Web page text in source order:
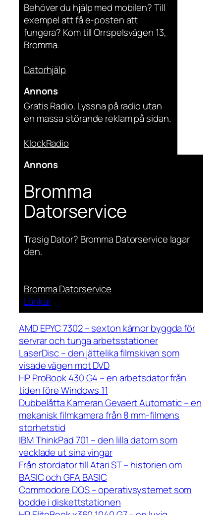
Behöver du hjälp med mobilen? Till
exempel att få e-posten att
fungera? Kom till Orrspelsvägen 13,
Bromma.
Datorhjälp
Annons
Gratis Radio. Lyssna på radio utan
en massa störande reklam på sidan.
KlockRadio
Annons
Bromma
Datorservice
Trasig Dator? Bromma Datorservice lagar
den.
Bromma Datorservice
Länkar
AMD EPYC 7302 – sexton kärnor byggda för
servrar och tunga arbetsstationer
LaserDisc – den jättelika filmskivan som
visade vägen mot DVD
HP ProBook 430 G4 – en arbetsdator från
tiden före Windows 11
Dubbelåtta Kameran Gevaert Automatic – en
mekanisk filmkamera från 8 mm-filmens
storhetstid
IBM ThinkPad 701 – den lilla datorn som
vecklade ut sina vingar
Från stordator till Atari ST – historien om
BASIC och GFA BASIC
Commodore DOS – operativsystemet som
bodde i diskettstationen